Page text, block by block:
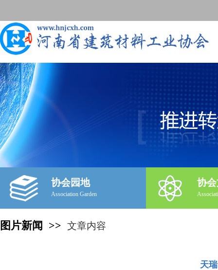
协会园地
Association Garden
协
图片新闻 >> 文章内容
天